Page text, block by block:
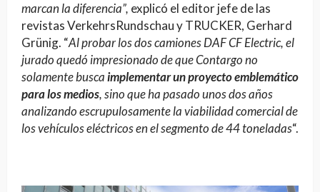
marcan la diferencia”, explicó el editor jefe de las
revistas VerkehrsRundschau y TRUCKER, Gerhard
Grünig. “Al probar los dos camiones DAF CF Electric, el
jurado quedó impresionado de que Contargo no
solamente buscaimplementar un proyecto emblemático
para los medios, sino que ha pasado unos dos años
analizando escrupulosamente la viabilidad comercial de
los vehículos eléctricos en el segmento de 44 toneladas“.